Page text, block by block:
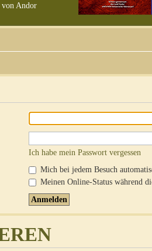
Andor
Ich habe mein Passwort vergessen
Mich bei jedem Besuch
Meinen Online-Status während